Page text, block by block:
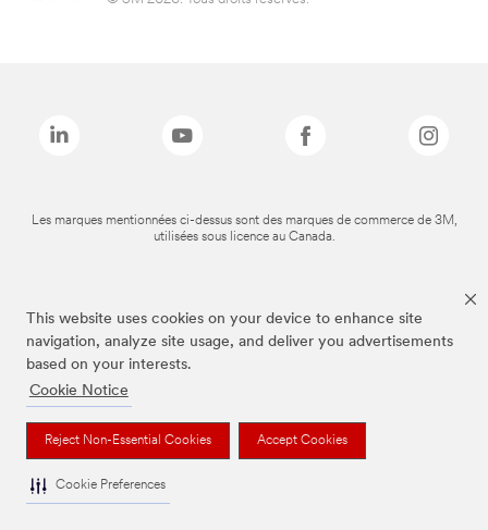
This website uses cookies on your device to enhance site
navigation, analyze site usage, and deliver you advertisements
based on your interests.
Cookie Notice
Reject Non-Essential Cookies Accept Cookies
Cookie Preferences
Les marques mentionnées ci-dessus sont des marques de commerce de 3M,
utilisées sous licence au Canada.